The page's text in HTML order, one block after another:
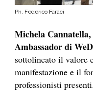
Ph. Federico Faraci
Michela
Ambassador di
sottolineato il valore
manifestazione e il
professionisti presenti.